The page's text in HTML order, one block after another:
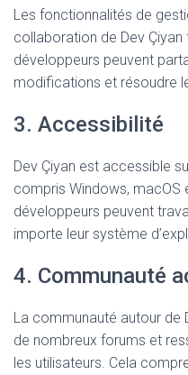
Les fonctionnalités de
collaboration de Dev
développeurs peuvent
modifications et résoudre
3. Accessibilité
Dev Çiyan est accessible
compris Windows, macOS
développeurs peuvent
importe leur système
4. Communauté
La communauté autour de
de nombreux forums et
les utilisateurs. Cela